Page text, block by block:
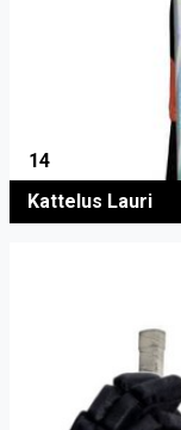
14
Kattelus Lauri